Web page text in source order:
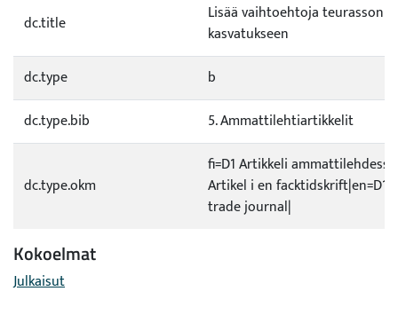
dc.title
Lisää vaihtoehtoja
kasvatukseen
dc.type
b
dc.type.bib
5. Ammattilehtiartikkelit
dc.type.okm
fi=D1 Artikkeli
Artikel i en facktidskrift|en=D1
trade journal|
Kokoelmat
Julkaisut